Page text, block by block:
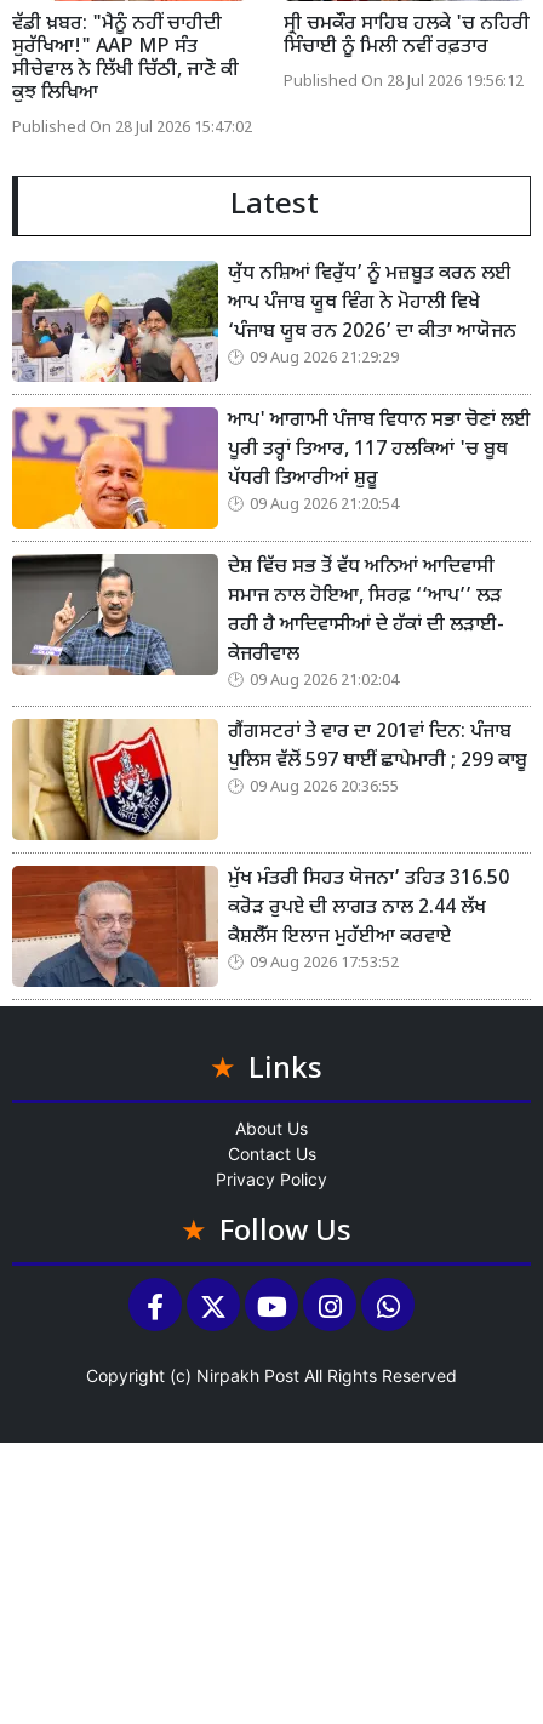
ਵੱਡੀ ਖ਼ਬਰ: "ਮੈਨੂੰ ਨਹੀਂ ਚਾਹੀਦੀ
ਸੁਰੱਖਿਆ!" AAP MP ਸੰਤ
ਸੀਚੇਵਾਲ ਨੇ ਲਿੱਖੀ ਚਿੱਠੀ, ਜਾਣੋ ਕੀ
ਕੁਝ ਲਿਖਿਆ
Published On 28 Jul 2026 15:47:02
ਸ੍ਰੀ ਚਮਕੌਰ ਸਾਹਿਬ ਹਲਕੇ 'ਚ ਨਹਿਰੀ
ਸਿੰਚਾਈ ਨੂੰ ਮਿਲੀ ਨਵੀਂ ਰਫ਼ਤਾਰ
Published On 28 Jul 2026 19:56:12
Latest
ਯੁੱਧ ਨਸ਼ਿਆਂ ਵਿਰੁੱਧ’ ਨੂੰ ਮਜ਼ਬੂਤ ਕਰਨ ਲਈ
ਆਪ ਪੰਜਾਬ ਯੂਥ ਵਿੰਗ ਨੇ ਮੋਹਾਲੀ ਵਿਖੇ
‘ਪੰਜਾਬ ਯੂਥ ਰਨ 2026’ ਦਾ ਕੀਤਾ ਆਯੋਜਨ
09 Aug 2026 21:29:29
ਆਪ' ਆਗਾਮੀ ਪੰਜਾਬ ਵਿਧਾਨ ਸਭਾ ਚੋਣਾਂ ਲਈ
ਪੂਰੀ ਤਰ੍ਹਾਂ ਤਿਆਰ, 117 ਹਲਕਿਆਂ 'ਚ ਬੂਥ
ਪੱਧਰੀ ਤਿਆਰੀਆਂ ਸ਼ੁਰੂ
09 Aug 2026 21:20:54
ਦੇਸ਼ ਵਿੱਚ ਸਭ ਤੋਂ ਵੱਧ ਅਨਿਆਂ ਆਦਿਵਾਸੀ
ਸਮਾਜ ਨਾਲ ਹੋਇਆ, ਸਿਰਫ਼ ‘‘ਆਪ’’ ਲੜ
ਰਹੀ ਹੈ ਆਦਿਵਾਸੀਆਂ ਦੇ ਹੱਕਾਂ ਦੀ ਲੜਾਈ-
ਕੇਜਰੀਵਾਲ
09 Aug 2026 21:02:04
ਗੈਂਗਸਟਰਾਂ ਤੇ ਵਾਰ ਦਾ 201ਵਾਂ ਦਿਨ: ਪੰਜਾਬ
ਪੁਲਿਸ ਵੱਲੋਂ 597 ਥਾਈਂ ਛਾਪੇਮਾਰੀ ; 299 ਕਾਬੂ
09 Aug 2026 20:36:55
ਮੁੱਖ ਮੰਤਰੀ ਸਿਹਤ ਯੋਜਨਾ’ ਤਹਿਤ 316.50
ਕਰੋੜ ਰੁਪਏ ਦੀ ਲਾਗਤ ਨਾਲ 2.44 ਲੱਖ
ਕੈਸ਼ਲੈੱਸ ਇਲਾਜ ਮੁਹੱਈਆ ਕਰਵਾਏੇ
09 Aug 2026 17:53:52
Links
About Us
Contact Us
Privacy Policy
Follow Us
Copyright (c) Nirpakh Post All Rights Reserved